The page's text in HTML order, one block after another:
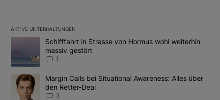
AKTIVE UNTERHALTUNGEN
Das Folgende ist eine Liste der am meisten kommentierten
Ein Trendartikel mit dem Titel "Schifffahrt in Strasse von
Schifffahrt in Strasse von Hormus wohl weiterhin
massiv gestört
1
Ein Trendartikel mit dem Titel "Margin Calls bei Situational
Margin Calls bei Situational Awareness: Alles über
den Retter-Deal
3